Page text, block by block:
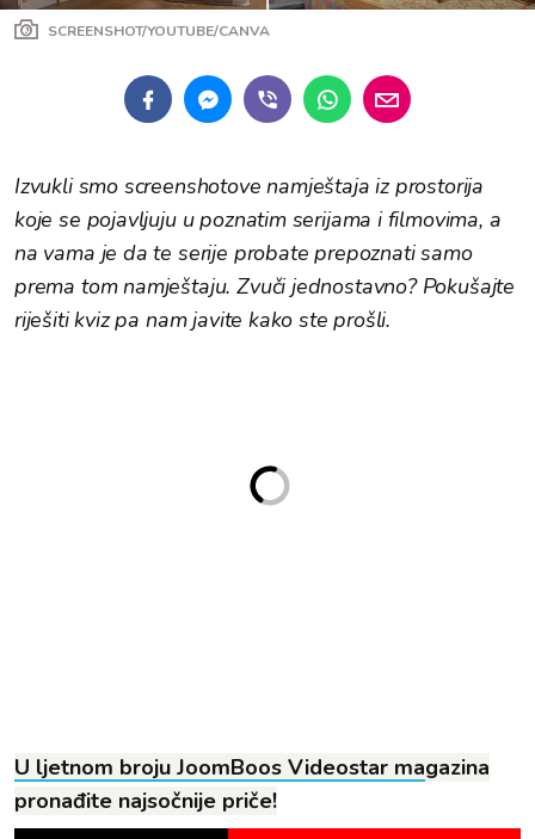
SCREENSHOT/YOUTUBE/CANVA
Izvukli smo screenshotove namještaja iz prostorija
koje se pojavljuju u poznatim serijama i filmovima, a
na vama je da te serije probate prepoznati samo
prema tom namještaju. Zvuči jednostavno? Pokušajte
riješiti kviz pa nam javite kako ste prošli.
U ljetnom broju JoomBoos Videostar magazina
pronađite najsočnije priče!